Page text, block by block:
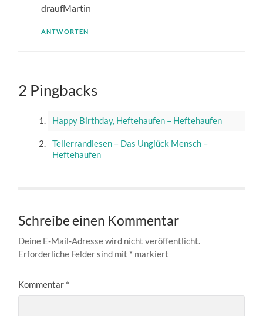
draufMartin
ANTWORTEN
2 Pingbacks
Happy Birthday, Heftehaufen – Heftehaufen
Tellerrandlesen – Das Unglück Mensch –
Heftehaufen
Schreibe einen Kommentar
Deine E-Mail-Adresse wird nicht veröffentlicht.
Erforderliche Felder sind mit * markiert
Kommentar *